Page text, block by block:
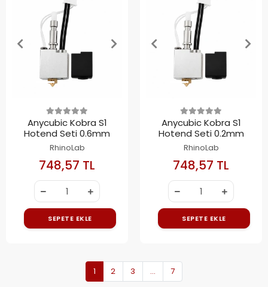
Anycubic Kobra S1
Hotend Seti 0.6mm
RhinoLab
748,57 TL
SEPETE EKLE
Anycubic Kobra S1
Hotend Seti 0.2mm
RhinoLab
748,57 TL
SEPETE EKLE
1 2 3 ... 7